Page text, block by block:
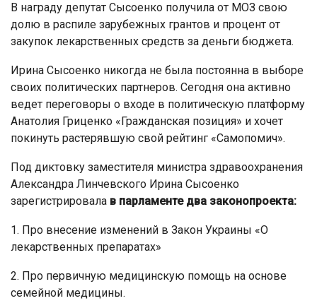
В награду депутат Сысоенко получила от МОЗ свою
долю в распиле зарубежных грантов и процент от
закупок лекарственных средств за деньги бюджета.
Ирина Сысоенко никогда не была постоянна в выборе
своих политических партнеров. Сегодня она активно
ведет переговоры о входе в политическую платформу
Анатолия Гриценко «Гражданская позиция» и хочет
покинуть растерявшую свой рейтинг «Самопомич».
Под диктовку заместителя министра здравоохранения
Александра Линчевского Ирина Сысоенко
зарегистрировала в парламенте два законопроекта:
1. Про внесение изменений в Закон Украины «О
лекарственных препаратах»
2. Про первичную медицинскую помощь на основе
семейной медицины.